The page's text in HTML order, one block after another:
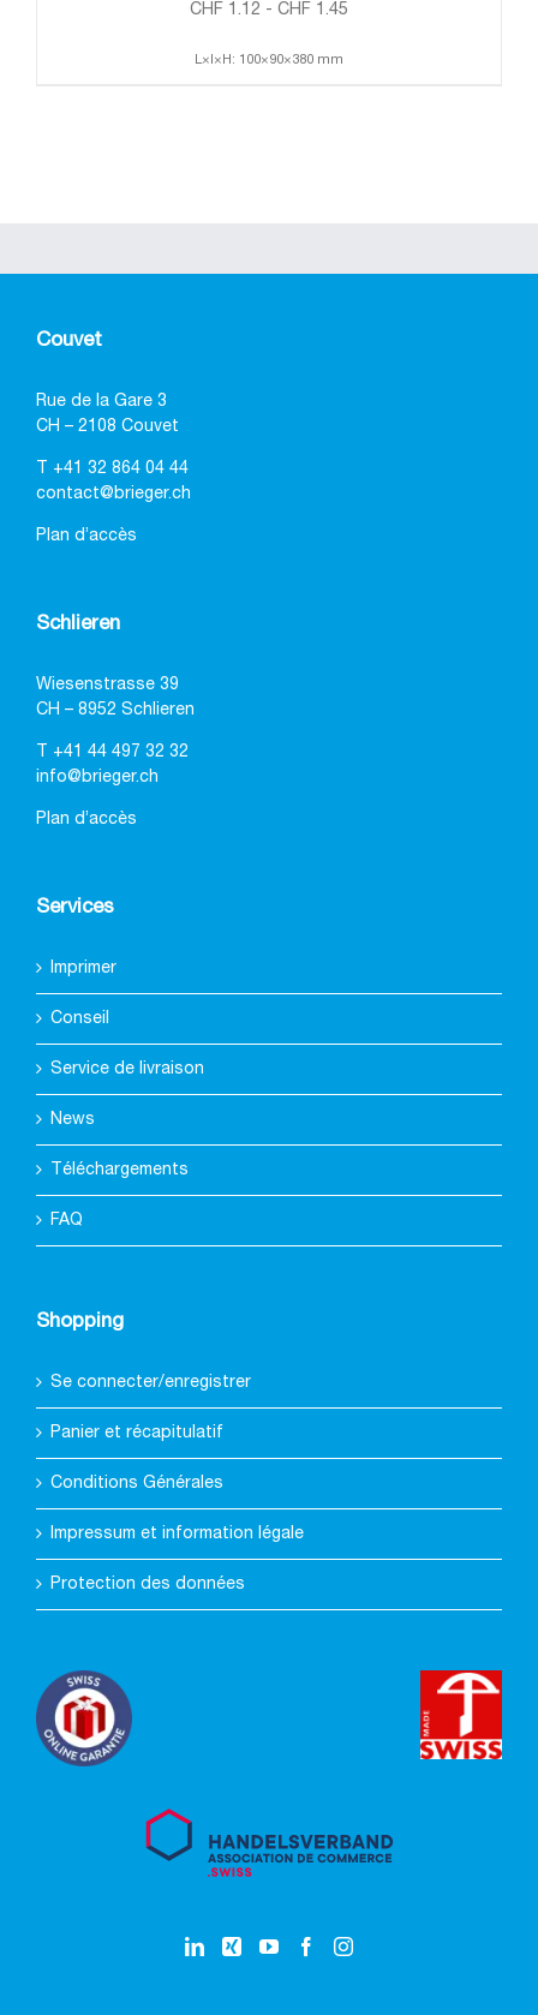
CHF 1.12 - CHF 1.45
L×l×H: 100×90×380 mm
Couvet
Rue de la Gare 3
CH – 2108 Couvet
+41 32 864 04 44
contact@brieger.ch
Plan d’accès
Schlieren
Wiesenstrasse 39
CH – 8952 Schlieren
+41 44 497 32 32
info@brieger.ch
Plan d’accès
Services
Imprimer
Conseil
Service de livraison
News
Téléchargements
FAQ
Shopping
Se connecter/enregistrer
Panier et récapitulatif
Conditions Générales
Impressum et information légale
Protection des données